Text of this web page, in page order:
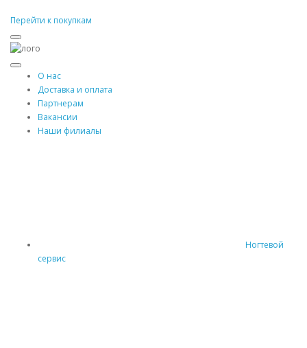
Перейти к покупкам
О нас
Доставка и оплата
Партнерам
Вакансии
Наши филиалы
Ногтевой
сервис